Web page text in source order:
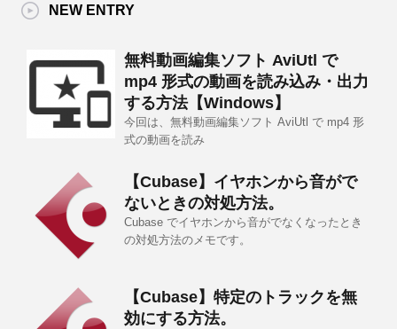
NEW ENTRY
無料動画編集ソフト AviUtl で
mp4 形式の動画を読み込み・出力
する方法【Windows】
今回は、無料動画編集ソフト AviUtl で mp4 形
式の動画を読み
【Cubase】イヤホンから音がで
ないときの対処方法。
Cubase でイヤホンから音がでなくなったとき
の対処方法のメモです。
【Cubase】特定のトラックを無
効にする方法。